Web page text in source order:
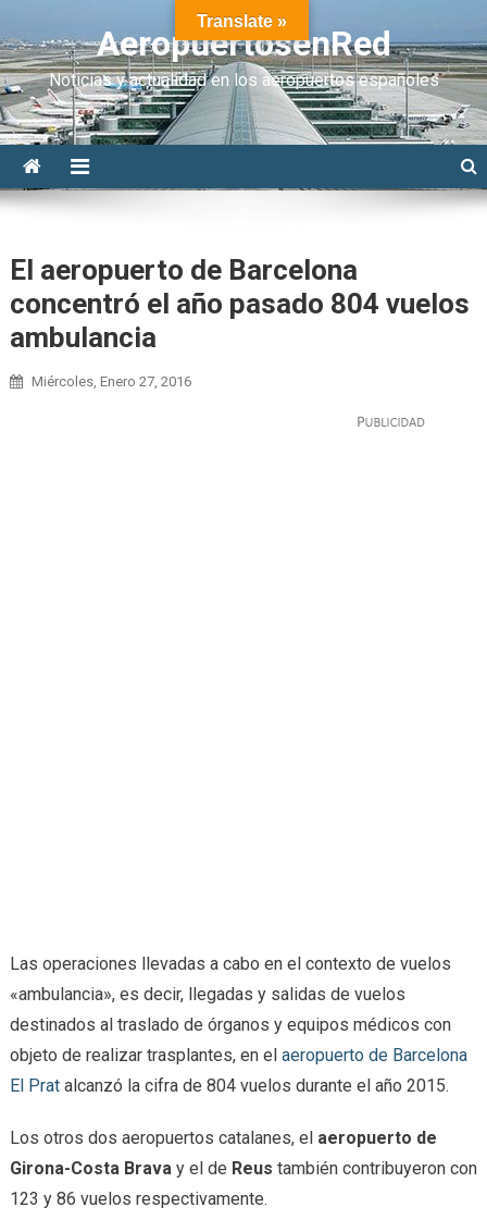
AeropuertosenRed
Noticias y actualidad en los aeropuertos españoles
El aeropuerto de Barcelona
concentró el año pasado 804 vuelos
ambulancia
Miércoles, Enero 27, 2016
Las operaciones llevadas a cabo en el contexto de vuelos
«ambulancia», es decir, llegadas y salidas de vuelos
destinados al traslado de órganos y equipos médicos con
objeto de realizar trasplantes, en el aeropuerto de Barcelona
El Pratalcanzó la cifra de 804 vuelos durante el año 2015.
Los otros dos aeropuertos catalanes, el aeropuerto de
Girona-Costa Bravay el de Reus también contribuyeron con
123 y 86 vuelos respectivamente.
Translate »